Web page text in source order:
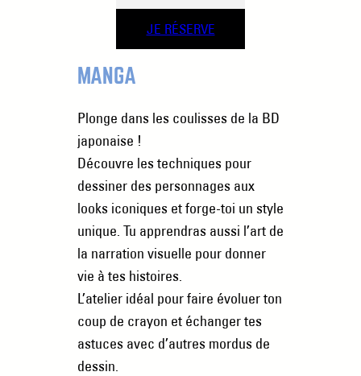
JE RÉSERVE
MANGA
Plonge dans les coulisses de la BD
japonaise !
Découvre les techniques pour
dessiner des personnages aux
looks iconiques et forge-toi un style
unique. Tu apprendras aussi l’art de
la narration visuelle pour donner
vie à tes histoires.
L’atelier idéal pour faire évoluer ton
coup de crayon et échanger tes
astuces avec d’autres mordus de
dessin.